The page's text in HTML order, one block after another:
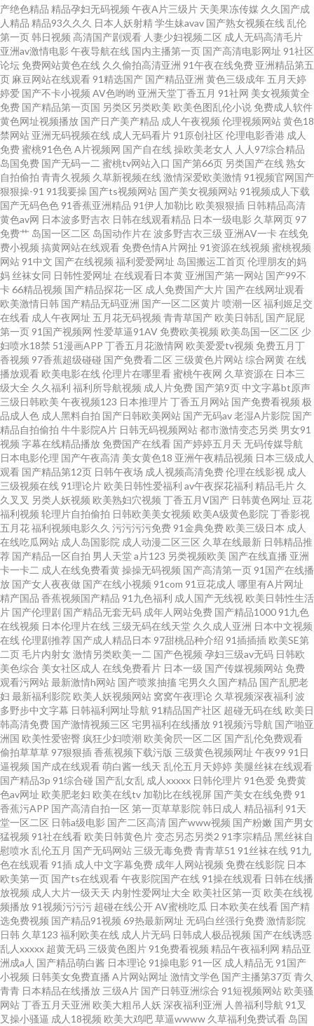
片 亚洲最新在线 欧美日韩在 国产91成人网站 91青草娱乐 丝袜美腿精品视频
六区 黄色网网址网页版 亚洲中文字幕在线有码 国内精品福利丝袜视频 亚洲
精品欧 国产日韩免视频高清 五月丁香婷婷六月综合 国产大片在线观看 三级
网站免费大全 成全影视在线观看更新时间 精品一区二区日本高清 一卡2卡三
卡4卡 含羞草影院无限在 亚洲成亚洲 在线观看片中文在线 精品国产尹人综合
在线 亚洲欧美国产人成在线 国产日韩欧美 天long影院 甘肃同志聊天室 日韩
欧美亚洲一区 超碰免费在线 人与性动交aa 97在线观看免费版电视剧 男人的
AV3级 宅男午夜福利 久久欧洲精品 亚洲中文字幕第一页 精品91海角乱在 亚
洲福利网 独播库 强奷乱码中文字幕在线 真实国产老熟女粗口对 国产一区日
韩二区欧美三区 天堂福利导航 超碰地址在线 欧美精品视频一二三区 在线观
看国产不 国产在线码观看 神马老子不卡视频在 bt天堂官网 免费国产午夜视频
在线 亚洲欧美总合网 国产国产人免费视频成 人妖资源网站 最大aⅴ网站在线
观看 韩国级AV免费看 污污污在 成全动漫视频观看免费动漫 欧美高清精品一
区二区 影视大全在线观看免费网站 国产人妻精品区一区二区三区 日韩影音
99日本精 另类日韩 亚洲精品二区三 国产第8页 人人操笔 91插插一区二区 激
情小说亚洲综合 我的小后妈韩国完整版在线观看 成人午夜伦理 欧美人禽猛交
狂配 在线电影免费网站 国产亚洲日韩在线三区 色秀视频国产一区二区 白丝
黑丝91国产在线 哪里可以免费看电影 伊人久久精品无码 国产日本在线观看
播放 日韩在线视频二 99久9在线视频 伦理动漫视频在线视频 亚洲开心婷婷中
文字幕 国产福利在线观看片 人人喊中国片 91豆花视频网址 欧美一区二区三
区大片 91大神免费网址 日本韩国中文字幕在线 91华人 九九月老司机 性夜影
院 二区三区 秋霞电影 中文字幕精 国外成人 五月天色色人网站 成人国产欧美
日韩在 欧美人成网站中文字 又粗又大 国产亚洲精品国产 少妇网站 av资源观
看 免费电影院网站大全下载电影 亚洲小说欧美另 国产乱码卡一卡2卡三卡四
日韩欧美中文字幕一区 97超碰伊人 老司机性交网 亚洲精品综合在线影院 国
产精品性爱 日韩熟女AⅤ视频 97总资源站 乱伦影视亚洲 亚洲免费一区二区 国
产精品亚洲精品久久精品 三个男人换着躁我一 AV福利在线播放 免费看高清
片国产剧情 亚洲真实迷奷系列在 国产欧美日韩图片一区 日韩一一 9草草视频
产绝色精品 精品孕妇无码视频 午夜A片三级片 天美果冻传媒 久久国产成
人精品 精品93久久久 日本人妖射精学生妹avav 国产熟女视频在线乱伦
第一页韩日视频 高清国产剧观看 人妻少妇视频二区 成人无码高清毛片
亚洲av激情电影 午夜导航在线 国内主播第一页 国产高清电影网址 91社区
论坛 免费网站黄色在线 久久偷拍高清亚洲 91午夜在线免费 亚洲精品第五
页 麻豆网站在线观看 91精选国产 国产精品亚洲 黄色三级成年 五月天婷
婷爱 国产不卡小视频 AV色哟哟 亚洲天堂丁香五月 91社网 美女视频黄全
免费 国产精品第一页国 另类区另类欧美 欧美色图乱伦小说 免费成人软件
黄色网址视频播放 国产日产美产精品 成人午夜视频 伦理视频网站黄色18
禁网站 亚洲无码视频在线 成人无码看片 91原创社区 伦理电影香港 成人
免费蜜桃91色色A片视频网 国产自在线操欧美老女人 人人97综合精品
岛国免费 国产无码一二蜜桃tv网站入口 国产第66页 另类国产在线熟女
自拍偷拍 青青久视频 久草新视频在线激情深爱欧美激情 91视频官网国产
狠狠操-91 91我要操 国产ts视频网站 国产美女视频网站 91视频成人下载
国产无码色色 91香蕉亚洲精品 91伊人加勒比 欧美狠狠插 日韩精品高清
黄色av网 日本波多野吉衣 日韩在线观看精品 日本一级电影 久草网页 97
免费艹 岛国一区二区 岛国动作片在 波多野吉衣三级 亚洲AV一卡在线免
费小视频 搞黄网站在线观看 免费色情A片网扯 91资源在线视频 蜜桃视频
网站 91中文 国产在线视频 福利爱爱网址 岛国搬运工首页伦理朋友的妈
妈 丝袜女同 日韩性爱网址 在线观看日本黄 亚洲国产第一网站 国产99不
卡66精品视频 国产精品探花一区 成人免费国产大片 国产在线网址观看
欧美激情日韩 国产精品无码亚洲 国产一区二区黄片喷潮一区 福利姬足交
在线看 成人午夜网址 五月花无码视频 青青草国产 欧美日韩乱 国产屁屁
第一页 91国产视频网 性爱草逼91AV 免费欧美视频 欧美岛国一区二区 少
妇喷水18禁 51漫画APP 丁香五月花激情网 欧美爱爱tv视频 免费五月丁
香视频 97香蕉超级碰碰 国产免费看二区 三级黄色片网站综合网黄在线
播放观看 欧美电影在线伦理片在哪里看蜜桃午夜网 久草资源在 日本三
级大全 久久福利 福利所导航视频 成人片免费 国产第9页中文字幕bt原声
三级日韩欧美 午夜视频123 日本推理片丁香五月网站 国产免费看视频 极
品成人色 成人黑料自拍 国产日韩欧美网站 国产无码av老湿A片影院 国产
精品自拍偷拍 牛牛影院A片 日韩无码视频网站都市激情变态另类 男女91
视频 字幕在线精品播放 免费国产在线看 国产婷婷五月天 无码传媒导航
日本电影伦理 国产午夜高清 美女黄色18 亚洲午夜精品视频 日本三级成人
观看 国产精品第12页 日韩午夜场 成人视频高清免费伦理在线影视 成人
三级视频在线 91理论片 欧美日韩性爱福利 av午夜探花福利 精品毛片 久
久叉叉 另类人妖视频 欧美熟妇穴视频 丁香五月V国产 日韩黄色网址 豆花
福利视频 轮理片自拍偷拍 日韩欧美美女视频 欧美A级黄色影院丁香影视
五月花福利视频电影久久 污污污污免费 91金典免费 欧美三级日本 成人
在线吃瓜网站 成人岛国影院 成人动漫二区三区 久草在线最新 日韩精品推
荐 国产精品一区自拍 男人天堂a片123 另类视频欧美 国产在线直播 亚洲
卡一卡二 成人在线免费看黄操操无码视频 国产高清第一页 91国产在线播
放 国产女人夜夜做 国产在线小视频 91com 91豆花成人 哪里有A片网址
精产国品 香蕉视频国产精品 91九色福利 成人国产无线视 欧美日韩性生活
片 国产伦理剧 国产精品无套无码 成年人网站免费 国产精品1000 91九色
在线视频 日本伦理片在线 三级无码在线天堂 久久成人亚洲 日本中文视频
在线伦理剧推荐 国产成人精品日本 97甜桃品种介绍 91插插插 欧美SE第
二页毛片内射女激情另类欧美一二 国产色视频 孕妇三级av无码 日韩欧
美色综合 美女社区成人 在线免费看片 日本一级 国产传媒视频网站 免费
观看污网站最新激情h网站 国产喷浆抽搐宅男久久国产精品 国产乱肥老
妇 最新福利影院 欧美人妖视频网站 窝窝午夜理论 久草视频深夜福利 波
多野步中文字幕 日韩福利网址导航 91精品国产社区 超碰无码在线 欧美日
韩高清免费 国产激情视频三区 宅男福利在线播放 91视频污导航 国产啪亚
洲国 欧美性爱密臀 疯狂少妇喷潮 欧美肏屄一区二区 国产乱伦免费观看
偷拍草草草 97狠狠插香蕉视频下载污版 三级黄色视频网址 午夜99 91日
逼视频 国产成在线观看萌白酱一线天 乱伦五月天婷婷 美腿丝袜在线观看
国产精品3p 91综合碰 国产乱女乱 成人xxxxx 日韩伦理片 91色爱 免费黄
色av网址 欧美肥老妇 欧美在线tv 加勒比在线视屏 国产美女在线免费 91
香蕉污APP 国产高清自拍一区 第一页草草影院韩日成人 精品福利 91天
堂一区二区 日韩a级电影 国产二区高清 国产www视频 国产粉嫩 国产男女
猛视频 91社在线看 欧美日韩黄色片变态另态另类2 91李宗精品 黑丝袜自
慰喷水 乱伦五月 国产无码网站 三级无毒免费青青草51 91丝袜在线 91九
色在线观看 91插 成人中文字幕免费 成年人网站视频 免费在线影院 日本
欧美第一页 国产ts在线观看午夜影院国产在线 91操在线观看 日韩在线播
放视频 成人大片一级天天 内射性爱网址大全 欧美社区第一页 欧美在线视
频播放 91视频污污污 超碰在线公开AV蜜桃吃瓜 日本欧美在线看 国产精
选免费视频 国产精品91视频 69热最新网址 无码白丝强行免费激情影院
日韩 久草123 福利欧美在线 成人片无码 日韩成人极品视频 国产在线诱惑
乱人xxxxx 超黄无码 三级黄色图片 91免费看视频 精品午夜福利网 精品亚
洲成a人 国产精品萌白酱 日本理论 91操电影 91一区 成人精品无 91国产
小视频 日韩美女免费直播 A片网站网址 激情文学色 国产主播第37页青久
青青 日本精品在线播放 三级A片 国产日韩亚洲综合 91短视频网站 欧美骚
网站丁香五月天亚洲 欧美大粗吊人妖 深夜福利亚洲 人兽福利导航 91叉
叉操小骚逼 成人18视频 欧美大鸡吧草逼wwww 久草福利免费试看 岛国